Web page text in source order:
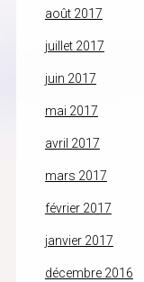
août 2017
juillet 2017
juin 2017
mai 2017
avril 2017
mars 2017
février 2017
janvier 2017
décembre 2016